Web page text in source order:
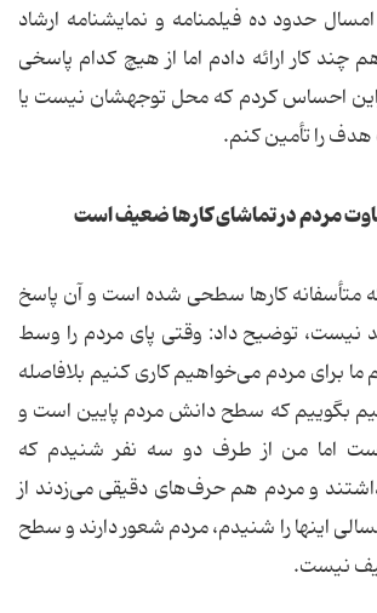
حدود ده فیلمنامه و نمایشنامه ارشاد
چند کار ارائه دادم اما از هیچ کدام پاسخی
احساس کردم که محل توجهشان نیست یا
را تأمین کنم.
مردم در تماشای کارها ضعیف است
متأسفانه کارها سطحی شده است و آن پاسخ
نیست، توضیح داد: وقتی پای مردم را وسط
برای مردم می‌خواهیم کاری کنیم بلافاصله
بگوییم که سطح دانش مردم پایین است و
است اما من از طرف دو سه نفر شنیدم که
و مردم هم حرف‌های دقیقی می‌زدند از
اینها را شنیدم، مردم شعور دارند و سطح
نیست.